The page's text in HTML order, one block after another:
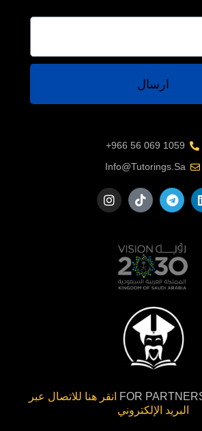
ارسال
1059 069 56 966+
Info@tutorings.sa
انقر هنا للاتصال عبر
البريد الإلكتروني